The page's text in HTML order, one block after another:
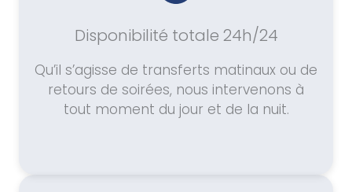
Disponibilité totale 24h/24
Qu’il s’agisse de transferts matinaux ou de
retours de soirées, nous intervenons à
tout moment du jour et de la nuit.